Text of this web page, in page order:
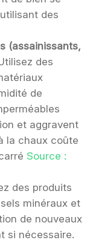
des
(assainissants,
des
de
et aggravent
la chaux coûte
Source :
des produits
minéraux et
de nouveaux
si nécessaire.